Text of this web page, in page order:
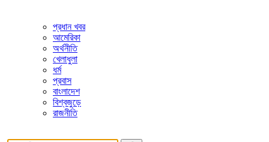
প্রধান খবর
আমেরিকা
অর্থনীতি
খেলাধুলা
ধর্ম
প্রবাস
বাংলাদেশ
বিশ্বজুড়ে
রাজনীতি